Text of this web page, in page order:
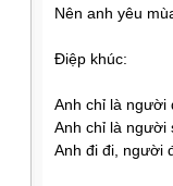
Nên anh yêu
Điệp khúc:
Anh chỉ là người
Anh chỉ là người
Anh đi đi, người